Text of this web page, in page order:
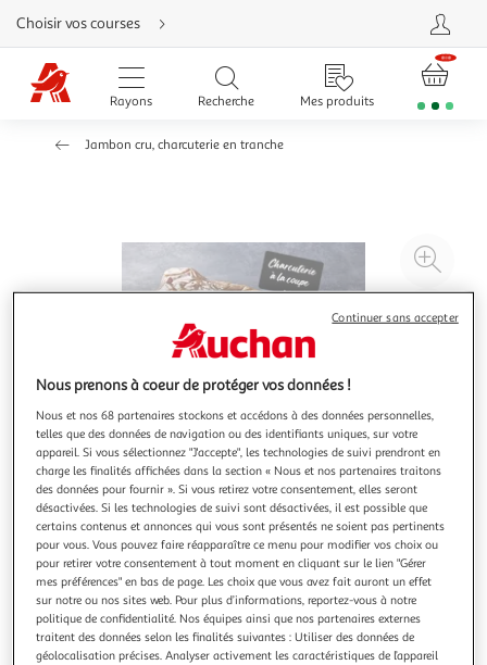
Aller
directement
au
contenu
Aller
directement
Aller
Choisir vos courses
Rayons Recherche Mes produits
Jambon cru, charcuterie en tranche
à
3.3 (7)
MON CHARCUTIER
Jambon sec 7 mois d'affinage
Nous prenons à coeur de protéger vos données !
Nous et nos 68 partenaires stockons et accédons à des données personnelles,
telles que des données de navigation ou des identifiants uniques, sur votre
appareil. Si vous sélectionnez "J'accepte", les technologies de suivi prendront en
charge les finalités affichées dans la section « Nous et nos partenaires traitons
des données pour fournir ». Si vous retirez votre consentement, elles seront
désactivées. Si les technologies de suivi sont désactivées, il est possible que
certains contenus et annonces qui vous sont présentés ne soient pas pertinents
pour vous. Vous pouvez faire réapparaître ce menu pour modifier vos choix ou
pour retirer votre consentement à tout moment en cliquant sur le lien "Gérer
mes préférences" en bas de page. Les choix que vous avez fait auront un effet
sur notre ou nos sites web. Pour plus d’informations, reportez-vous à notre
politique de confidentialité. Nos équipes ainsi que nos partenaires externes
traitent des données selon les finalités suivantes : Utiliser des données de
géolocalisation précises. Analyser activement les caractéristiques de l’appareil
Continuer sans accepter